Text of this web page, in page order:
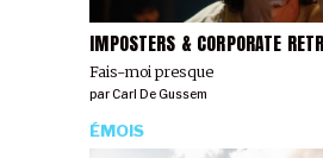
IMPOSTERS & CORPORATE
Fais-moi presque
parCarl De Gussem
ÉMOIS